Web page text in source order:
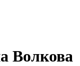
Волкова